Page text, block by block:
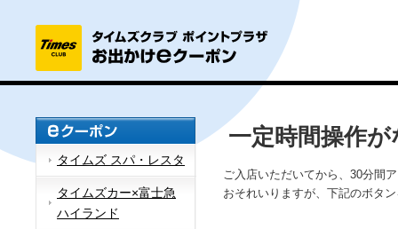
タイムズ スパ・レスタ
タイムズカー×富士急
ハイランド
一定時間操作
ご入店いただいてから、30分間
おそれいりますが、下記のボタ